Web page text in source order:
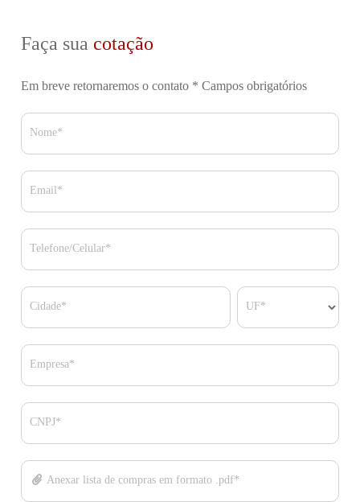
Faça sua cotação
Em breve retornaremos o contato * Campos obrigatórios
Nome*
Email*
Telefone/Celular*
Cidade* UF*
Empresa*
CNPJ*
Anexar lista de compras em formato .pdf*